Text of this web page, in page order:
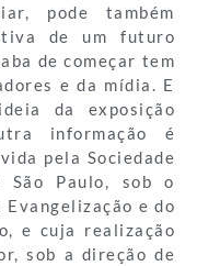
pode também
de um futuro
de começar tem
e da mídia. E
da exposição
informação é
pela Sociedade
Paulo, sob o
e do
e cuja realização
sob a direção de